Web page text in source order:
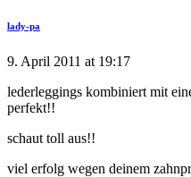
lady-pa
9. April 2011 at 19:17
lederleggings kombiniert mit
perfekt!!
schaut toll aus!!
viel erfolg wegen deinem